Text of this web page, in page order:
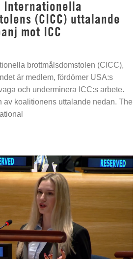
(CICC) uttalande
mot ICC
brottmålsdomstolen (CICC),
är medlem, fördömer USA:s
och underminera ICC:s arbete.
av koalitionens uttalande nedan. The